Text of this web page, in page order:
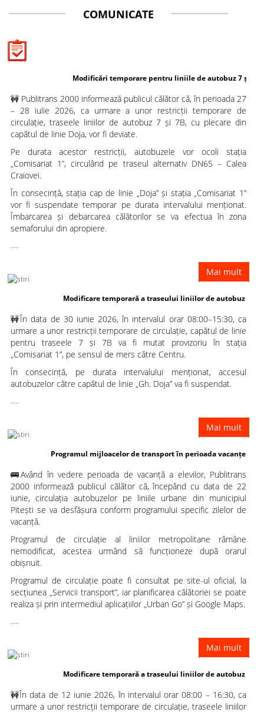
COMUNICATE
Modificări temporare pentru liniile de autobuz 7 și 7B
🚧 Publitrans 2000 informează publicul călător că, în perioada 27
– 28 iulie 2026, ca urmare a unor restricții temporare de
circulație, traseele liniilor de autobuz 7 și 7B, cu plecare din
capătul de linie Doja, vor fi deviate.
Pe durata acestor restricții, autobuzele vor ocoli stația
„Comisariat 1”, circulând pe traseul alternativ DN65 – Calea
Craiovei.
În consecință, stația cap de linie „Doja” și stația „Comisariat 1”
vor fi suspendate temporar pe durata intervalului menționat.
Îmbarcarea și debarcarea călătorilor se va efectua în zona
semaforului din apropiere.
.....
Mai mult
Modificare temporară a traseului liniilor de autobuz 7 și 7B
🚧În data de 30 iunie 2026, în intervalul orar 08:00–15:30, ca
urmare a unor restricții temporare de circulație, capătul de linie
pentru traseele 7 și 7B va fi mutat provizoriu în stația
„Comisariat 1”, pe sensul de mers către Centru.
În consecință, pe durata intervalului menționat, accesul
autobuzelor către capătul de linie „Gh. Doja” va fi suspendat.
.....
Mai mult
Programul mijloacelor de transport în perioada vacanței de vară a
elevilor
🚌Având în vedere perioada de vacanță a elevilor, Publitrans
2000 informează publicul călător că, începând cu data de 22
iunie, circulația autobuzelor pe liniile urbane din municipiul
Pitești se va desfășura conform programului specific zilelor de
vacanță.
Programul de circulație al liniilor metropolitane rămâne
nemodificat, acestea urmând să funcționeze după orarul
obișnuit.
Programul de circulație poate fi consultat pe site-ul oficial, la
secțiunea „Servicii transport”, iar planificarea călătoriei se poate
realiza și prin intermediul aplicațiilor „Urban Go” și Google Maps.
.....
Mai mult
Modificare temporară a traseului liniilor de autobuz 7 și 7B
🚧În data de 12 iunie 2026, în intervalul orar 08:00 – 16:30, ca
urmare a unor restricții temporare de circulație, traseele liniilor